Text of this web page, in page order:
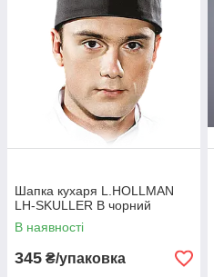
Шапка кухаря L.HOLLMAN
LH-SKULLER B чорний
В наявності
345 ₴/упаковка